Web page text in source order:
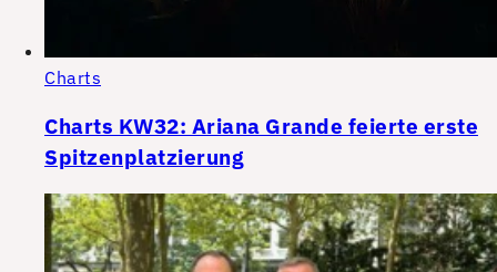
Charts
Charts KW32: Ariana Grande feierte erste
Spitzenplatzierung